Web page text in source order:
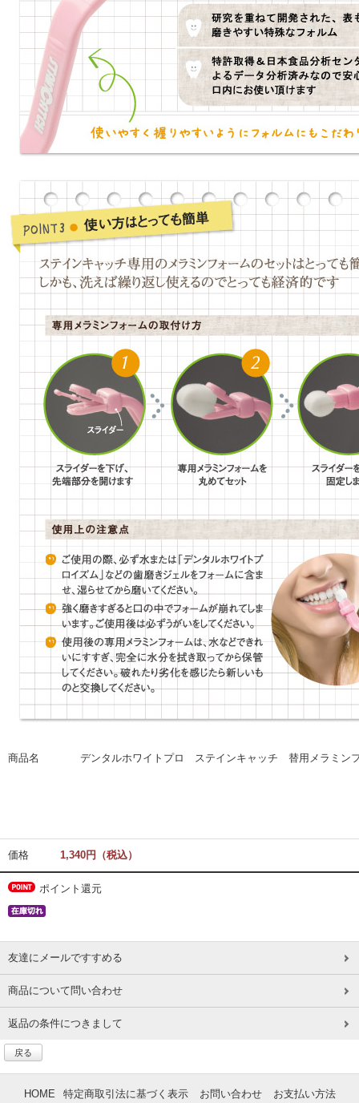
商品名 デンタルホワイトプロ ステインキャッチ 替用メラミン
価格 1,340円（税込）
ポイント還元
友達にメールですすめる
商品について問い合わせ
返品の条件につきまして
戻る
HOME 特定商取引法に基づく表示 お問い合わせ お支払い方法